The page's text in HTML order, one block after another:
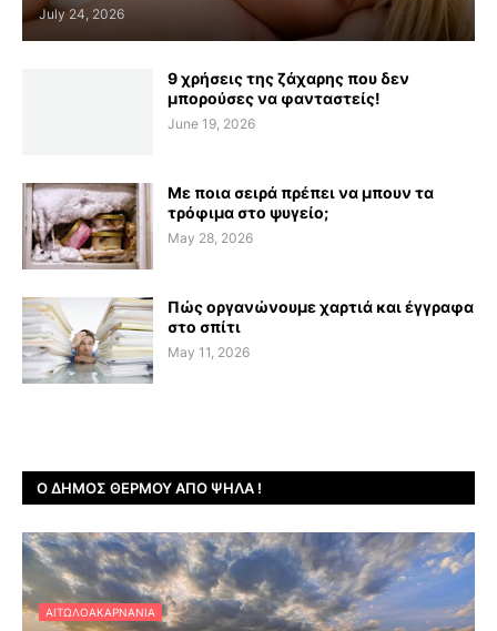
July 24, 2026
9 χρήσεις της ζάχαρης που δεν
μπορούσες να φανταστείς!
June 19, 2026
Με ποια σειρά πρέπει να μπουν τα
τρόφιμα στο ψυγείο;
May 28, 2026
Πώς οργανώνουμε χαρτιά και έγγραφα
στο σπίτι
May 11, 2026
Ο ΔΉΜΟΣ ΘΈΡΜΟΥ ΑΠΌ ΨΗΛΆ !
ΑΙΤΩΛΟΑΚΑΡΝΑΝΊΑ